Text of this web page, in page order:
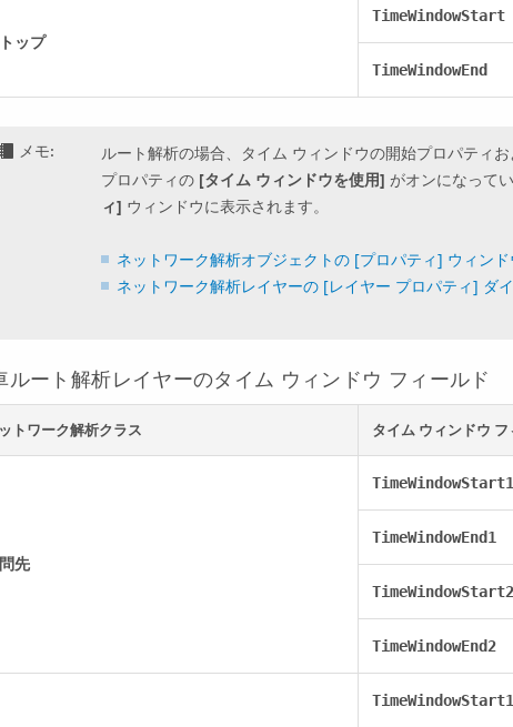
ップ
TimeWindowStart
TimeWindowEnd
メモ:
ルート解析の場合、タイム ウィンドウの開始プロパティ
プロパティの [タイム ウィンドウを使用] がオンになって
ィ] ウィンドウに表示されます。
ネットワーク解析オブジェクトの [プロパティ] ウィン
ネットワーク解析レイヤーの [レイヤー プロパティ] ダ
ルート解析レイヤーのタイム ウィンドウ フィールド
トワーク解析クラス タイム ウィンドウ フ
先
TimeWindowStart1
TimeWindowEnd1
TimeWindowStart2
TimeWindowEnd2
TimeWindowStart1